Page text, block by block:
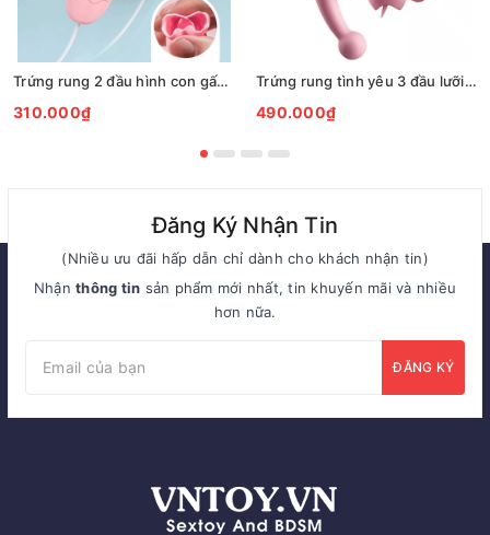
Trứng rung 2 đầu hình con gấu bú liếm hút
310.000₫
Trứng rung tình yêu 3 đầu lưỡi liếm gắn hậu môn
490.000₫
Đăng Ký Nhận Tin
(Nhiều ưu đãi hấp dẫn chỉ dành cho khách nhận tin)
Nhậnthông tin sản phẩm mới nhất, tin khuyến mãi và nhiều
hơn nữa.
ĐĂNG KÝ